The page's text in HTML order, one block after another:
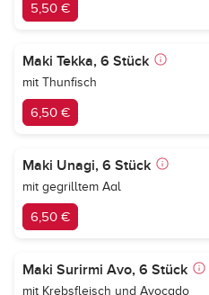
5,50 €
Maki Tekka, 6 Stück
mit Thunfisch
6,50 €
Maki Unagi, 6 Stück
mit gegrilltem Aal
6,50 €
Maki Surirmi Avo, 6 Stück
mit Krebsfleisch und Avocado